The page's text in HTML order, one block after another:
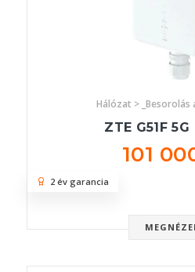
Hálózat > _Besorolás
ZTE G51F 5G
101
2 év garancia